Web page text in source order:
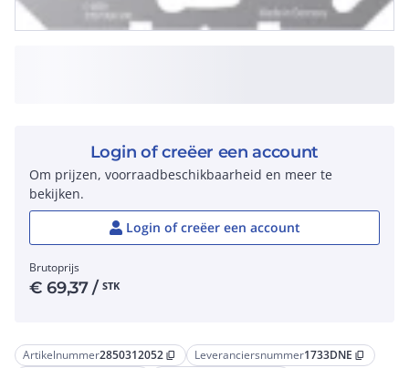
Artikelnummer2850312052 content_copy Leveranciersnummer1733DNE content_copy
Login of creëer een account
Om prijzen, voorraadbeschikbaarheid en meer te
bekijken.
Login of creëer een account
Brutoprijs
€69,37/ STK